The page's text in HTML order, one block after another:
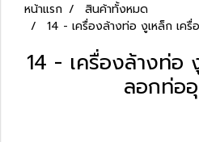
หน้าแรก
สินค้าทั้งหมด
14 - เครื่องล้างท่อ งูเหล็ก เค
14 - เครื่องล้างท่อ
ลอกท่อ